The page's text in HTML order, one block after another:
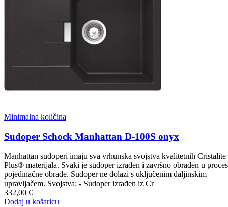
Minimalna količina
Sudoper Schock Manhattan D-100S onyx
Manhattan sudoperi imaju sva vrhunska svojstva kvalitetnih Cristalite
Plus® materijala. Svaki je sudoper izrađen i završno obrađen u
pojedinačne obrade. Sudoper ne dolazi s uključenim daljinskim
upravljačem. Svojstva: - Sudoper izrađen iz Cr
332,00 €
Dodaj u košaricu